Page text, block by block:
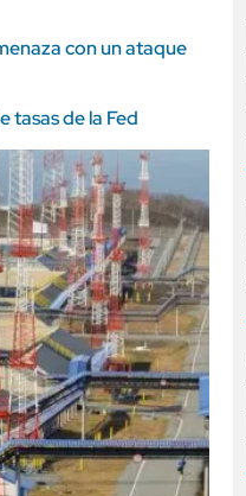
con un ataque
tasas de la Fed